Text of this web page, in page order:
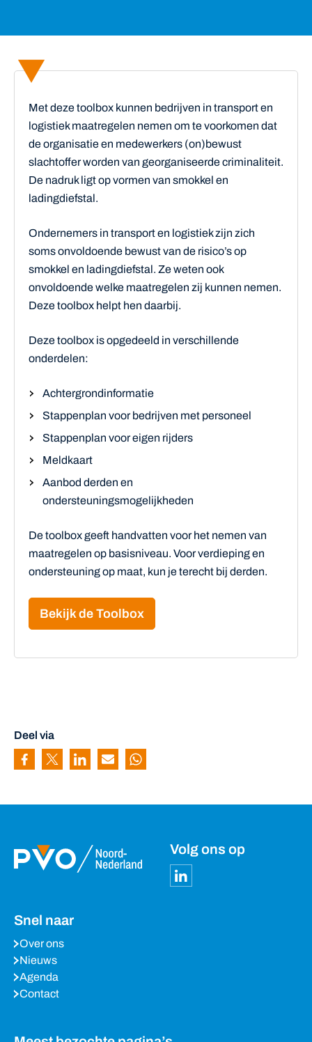
Met deze toolbox kunnen bedrijven in transport en
logistiek maatregelen nemen om te voorkomen dat
de organisatie en medewerkers (on)bewust
slachtoffer worden van georganiseerde criminaliteit.
De nadruk ligt op vormen van smokkel en
ladingdiefstal.
Ondernemers in transport en logistiek zijn zich
soms onvoldoende bewust van de risico’s op
smokkel en ladingdiefstal. Ze weten ook
onvoldoende welke maatregelen zij kunnen nemen.
Deze toolbox helpt hen daarbij.
Deze toolbox is opgedeeld in verschillende
onderdelen:
Achtergrondinformatie
Stappenplan voor bedrijven met personeel
Stappenplan voor eigen rijders
Meldkaart
Aanbod derden en
ondersteuningsmogelijkheden
De toolbox geeft handvatten voor het nemen van
maatregelen op basisniveau. Voor verdieping en
ondersteuning op maat, kun je terecht bij derden.
Bekijk de Toolbox
Deel via
Pagina delen via Facebook
Pagina delen via Twitter
Pagina delen via Linkedin
Pagina delen via Mail
Pagina delen via Whatsapp
Volg ons op
Snel naar
Over ons
Nieuws
Agenda
Contact